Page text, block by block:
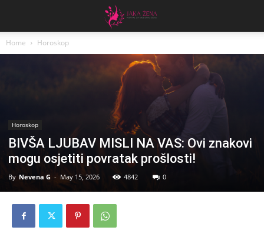
Home Horoskop
Horoskop
BIVŠA LJUBAV MISLI NA VAS: Ovi znakovi
mogu osjetiti povratak prošlosti!
By Nevena G - May 15, 2026 4842 0